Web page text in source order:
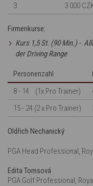
3
3 000
Firmenkurse:
Kurs 1,5 St. (90 Min.) -
der Driving Range
Personenzahl
8 - 14 (1x Pro Trainer)
15 - 24 (2 x Pro Trainer)
Oldřich Nechanický
PGA Head Professional,
Edita Tomsová
PGA Golf Professional,